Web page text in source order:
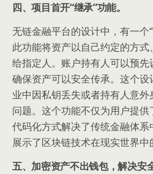
四、项目首开“继承”功能。
无链金融平台的设计中，有一个
此功能将资产以自己约定的方
给指定人。账户持有人可以预先
确保资产可以安全传承。这个
业中因私钥丢失或者持有人意
问题。这个功能不仅为用户提
代码化方式解决了传统金融体系
展示了区块链技术在现实世界中
五、加密资产不出钱包，解决安